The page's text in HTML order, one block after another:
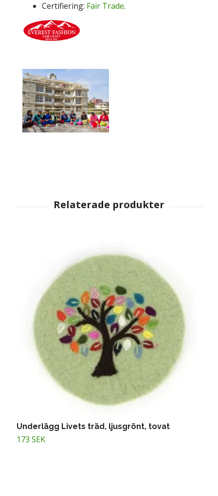
Certifiering: Fair Trade.
Underlägg Livets träd, ljusgrönt, tovat
173 SEK